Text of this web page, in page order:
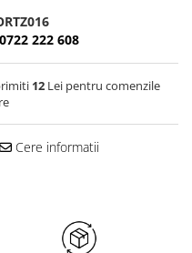
0722 222 608
12Lei pentru comenzile
Cere informatii